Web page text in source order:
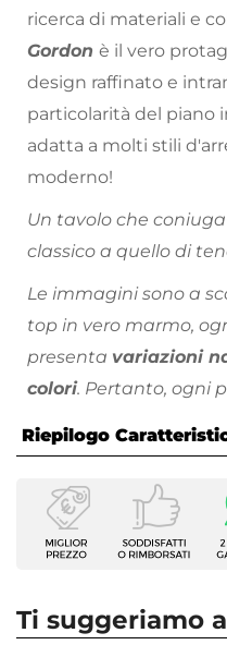
ricerca di materiali e
Gordon è il vero
design raffinato e
particolarità del piano
adatta a molti stili
moderno!
Un tavolo che
classico a quello di
Le immagini sono a
top in vero marmo,
presenta variazioni
colori. Pertanto, ogni
fotografie.Tutti i
posizionati
particolari.
Proteggi
esterno, evitando
Riepilogo
Caratteristiche
Tipologia
Tavolo fisso
Forma
Ti suggeriamo